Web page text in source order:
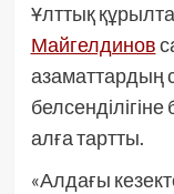
Ұлттық
Майгелдинов
азаматтардың
алға тартты.
«Алдағы